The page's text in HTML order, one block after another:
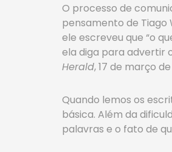
O processo de
pensamento de Tiago
ele escreveu que “o
ela diga para advertir
Herald, 17 de março
Quando lemos os
básica. Além da
palavras e o fato de